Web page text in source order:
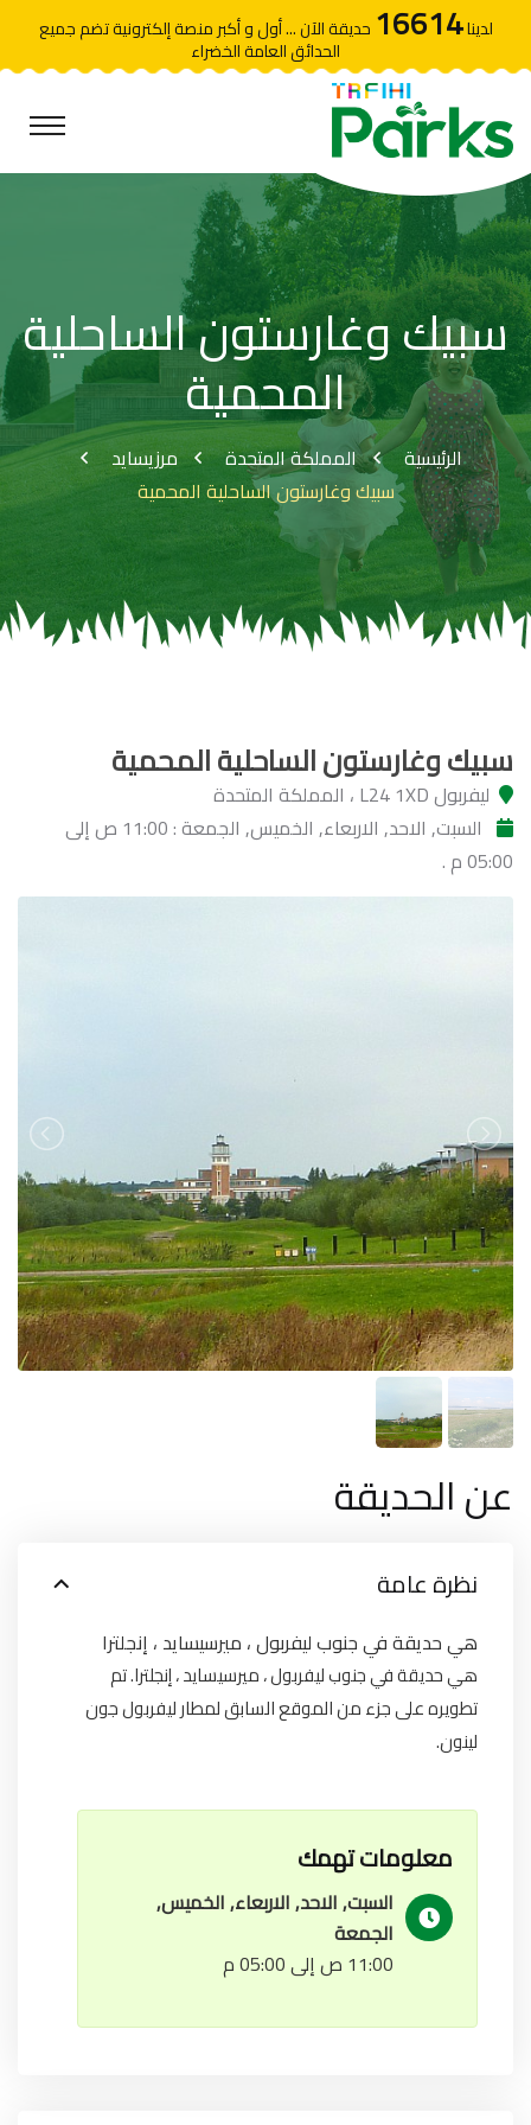
لدينا16614 حديقة الآن ... أول و أكبر منصة إلكترونية تضم جميع
الحدائق العامة الخضراء
سبيك وغارستون الساحلية
المحمية
الرئيسية المملكة المتحدة
مرزيسايد
سبيك وغارستون الساحلية المحمية
سبيك وغارستون الساحلية المحمية
ليفربول L24 1XD ، المملكة المتحدة
السبت, الاحد, الاربعاء, الخميس, الجمعة : 11:00 ص إلى
05:00 م .
عن الحديقة
نظرة عامة
هي حديقة في جنوب ليفربول ، ميرسيسايد ، إنجلترا
هي حديقة في جنوب ليفربول ، ميرسيسايد ، إنجلترا. تم
تطويره على جزء من الموقع السابق لمطار ليفربول جون
لينون.
معلومات تهمك
السبت, الاحد, الاربعاء, الخميس,
الجمعة
11:00 ص إلى 05:00 م